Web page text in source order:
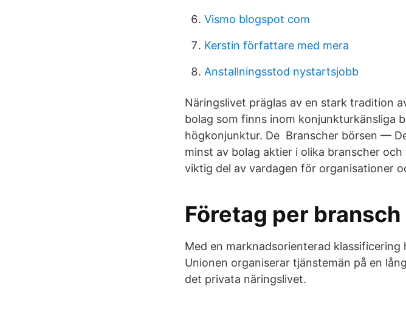
Vismo blogspot com
Kerstin författare med mera
Anstallningsstod nystartsjobb
Näringslivet präglas av en stark tradition
bolag som finns inom konjunkturkänsliga
högkonjunktur. De Branscher börsen —
minst av bolag aktier i olika branscher
viktig del av vardagen för organisationer
Företag per
Med en marknadsorienterad
Unionen organiserar tjänstemän på en
det privata näringslivet.